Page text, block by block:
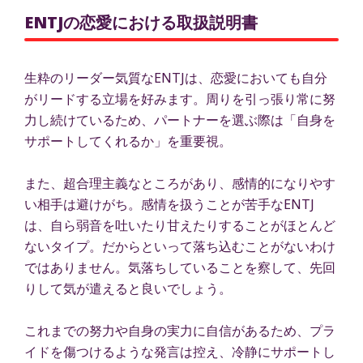
ENTJの恋愛における取扱説明書
生粋のリーダー気質なENTJは、恋愛においても自分
がリードする立場を好みます。周りを引っ張り常に努
力し続けているため、パートナーを選ぶ際は「自身を
サポートしてくれるか」を重要視。
また、超合理主義なところがあり、感情的になりやす
い相手は避けがち。感情を扱うことが苦手なENTJ
は、自ら弱音を吐いたり甘えたりすることがほとんど
ないタイプ。だからといって落ち込むことがないわけ
ではありません。気落ちしていることを察して、先回
りして気が遣えると良いでしょう。
これまでの努力や自身の実力に自信があるため、プラ
イドを傷つけるような発言は控え、冷静にサポートし